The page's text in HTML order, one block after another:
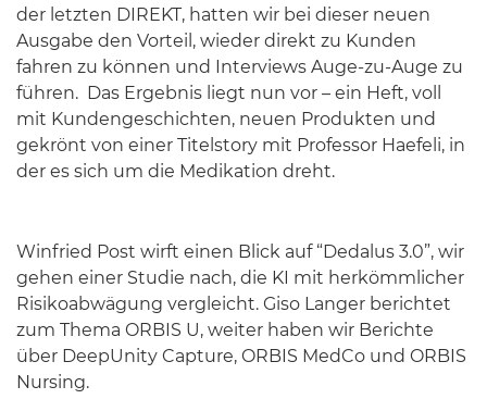
der letzten DIREKT, hatten wir bei dieser neuen
Ausgabe den Vorteil, wieder direkt zu Kunden
fahren zu können und Interviews Auge-zu-Auge zu
führen. Das Ergebnis liegt nun vor – ein Heft, voll
mit Kundengeschichten, neuen Produkten und
gekrönt von einer Titelstory mit Professor Haefeli, in
der es sich um die Medikation dreht.
Winfried Post wirft einen Blick auf “Dedalus 3.0”, wir
gehen einer Studie nach, die KI mit herkömmlicher
Risikoabwägung vergleicht. Giso Langer berichtet
zum Thema ORBIS U, weiter haben wir Berichte
über DeepUnity Capture, ORBIS MedCo und ORBIS
Nursing.